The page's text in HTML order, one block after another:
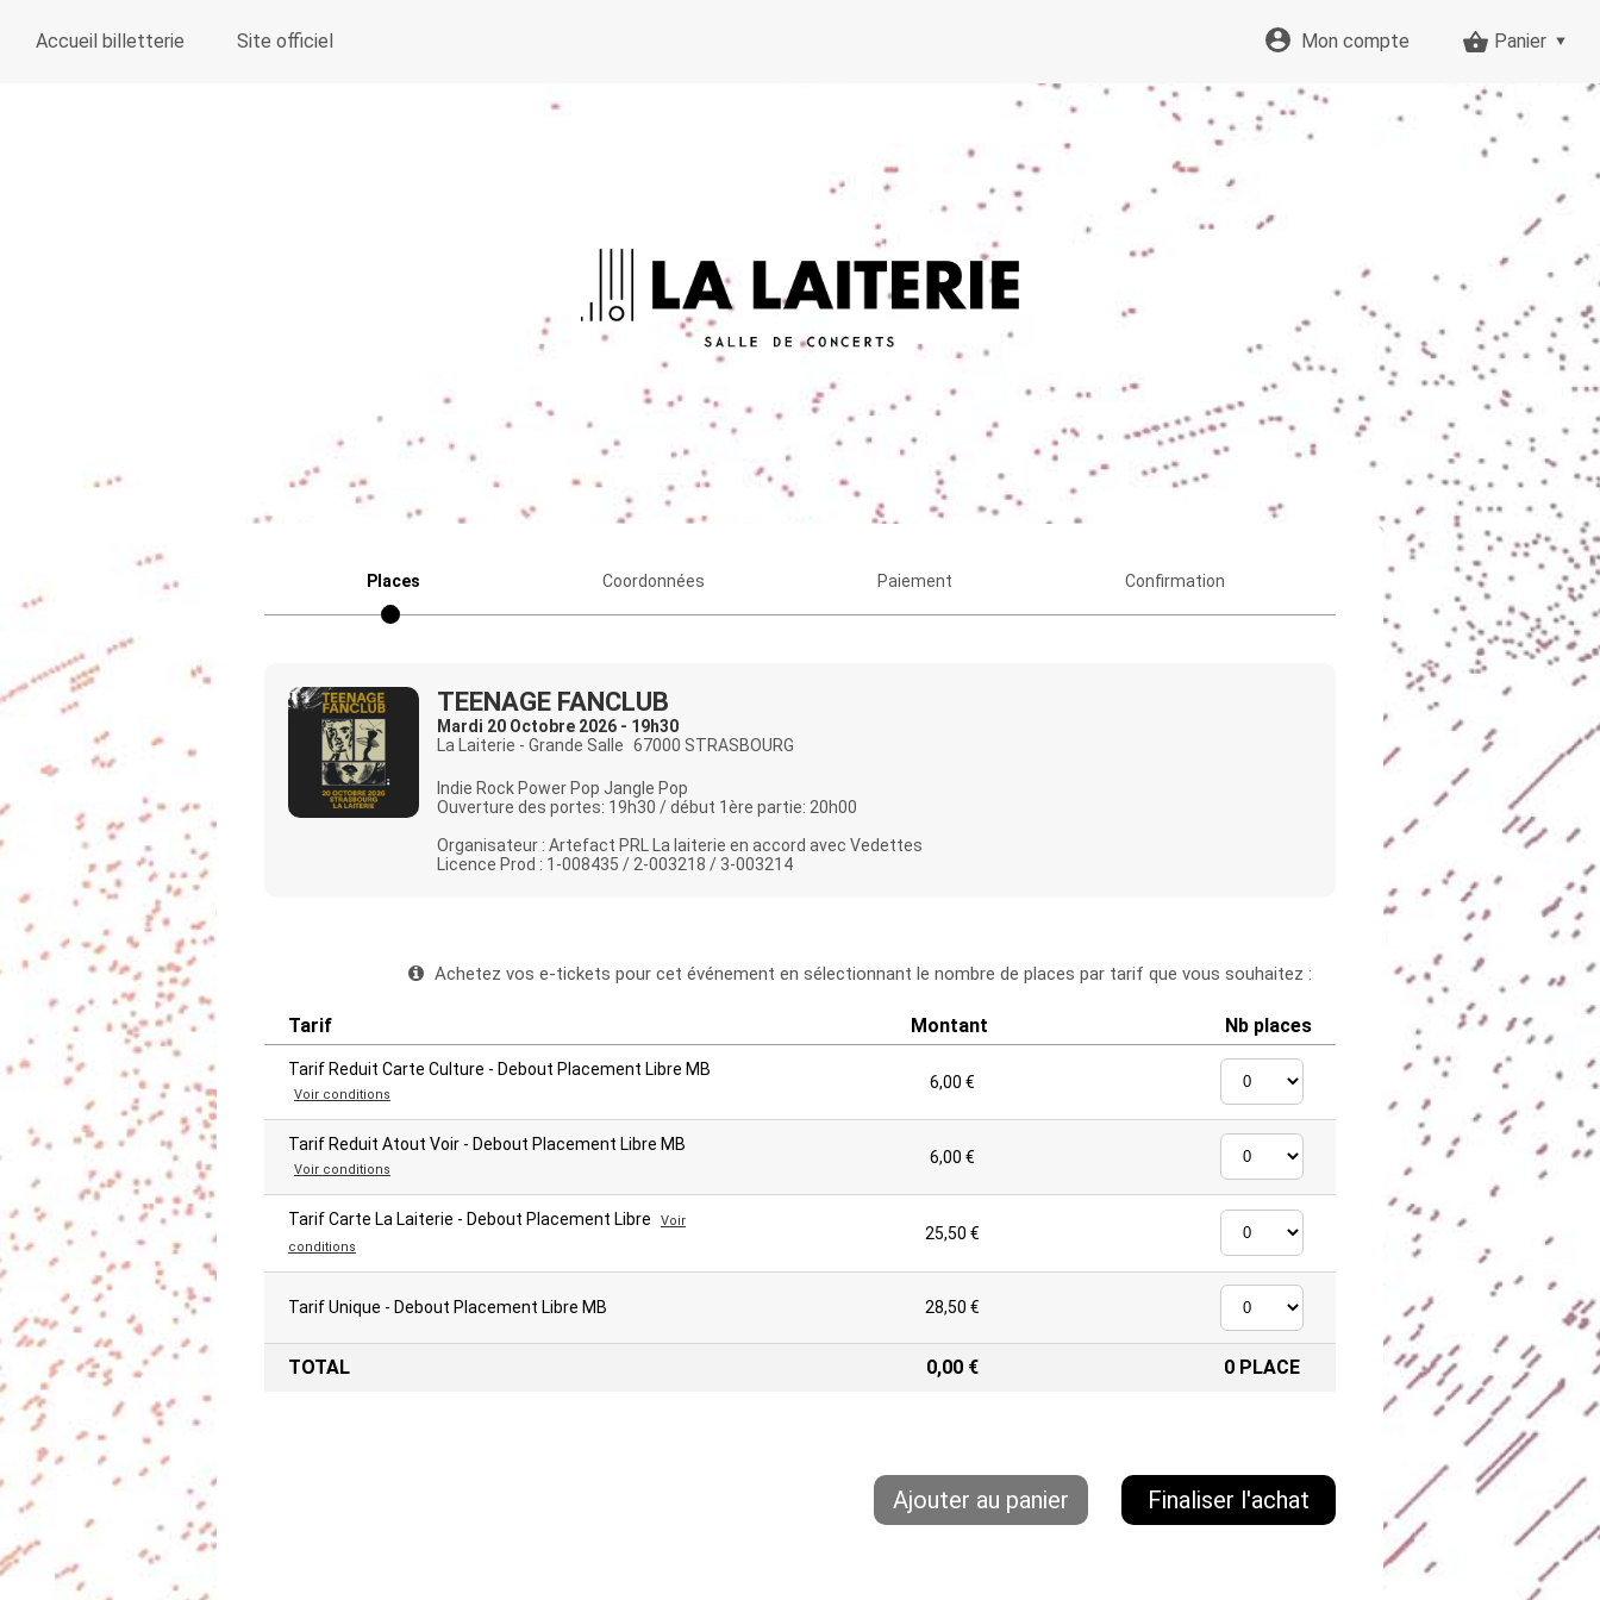
Accueil billetterie Site officiel Panier
Mon compte
Places Coordonnées Paiement Confirmation
TEENAGE FANCLUB
Mardi 20 Octobre 2026 - 19h30
La Laiterie - Grande Salle 67000 STRASBOURG
Indie Rock Power Pop Jangle Pop
Ouverture des portes: 19h30 / début 1ère partie: 20h00
Organisateur : Artefact PRL La laiterie en accord avec Vedettes
Licence Prod : 1-008435 / 2-003218 / 3-003214
Achetez vos e-tickets pour cet événement en sélectionnant le nombre de places par tarif que vous souhaitez :
Tarif Montant Nb places
Tarif Reduit Carte Culture - Debout Placement Libre MB
Voir conditions
6,00 €
Tarif Reduit Atout Voir - Debout Placement Libre MB
Voir conditions
6,00 €
Tarif Carte La Laiterie - Debout Placement Libre
Voir
conditions
25,50 €
Tarif Unique - Debout Placement Libre MB 28,50 €
TOTAL 0,00 € 0 PLACE